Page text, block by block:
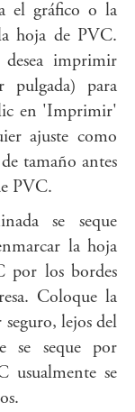
el gráfico o la
hoja de PVC.
imprimir
pulgada) para
en 'Imprimir'
ajuste como
tamaño antes
PVC.
se seque
la hoja
por los bordes
Coloque la
lejos del
se seque por
usualmente se